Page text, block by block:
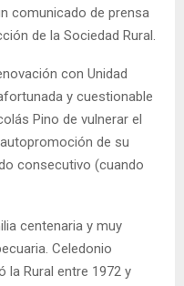
comunicado de prensa
de la Sociedad Rural.
con Unidad
y cuestionable
Pino de vulnerar el
de su
consecutivo (cuando
centenaria y muy
Celedonio
la Rural entre 1972 y